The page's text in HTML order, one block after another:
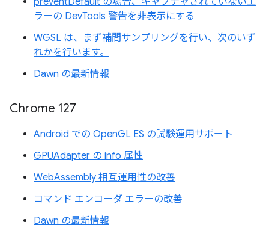
ラーの DevTools 警告を非表示にする
WGSL は、まず補間サンプリングを行い、次のいず
れかを行います。
Dawn の最新情報
Chrome 127
Android での OpenGL ES の試験運用サポート
GPUAdapter の info 属性
WebAssembly 相互運用性の改善
コマンド エンコーダ エラーの改善
Dawn の最新情報